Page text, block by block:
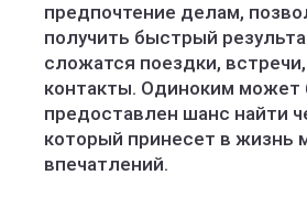
предпочтение делам,
получить быстрый
сложатся поездки,
контакты. Одиноким может
предоставлен шанс найти
который принесет в жизнь
впечатлений.